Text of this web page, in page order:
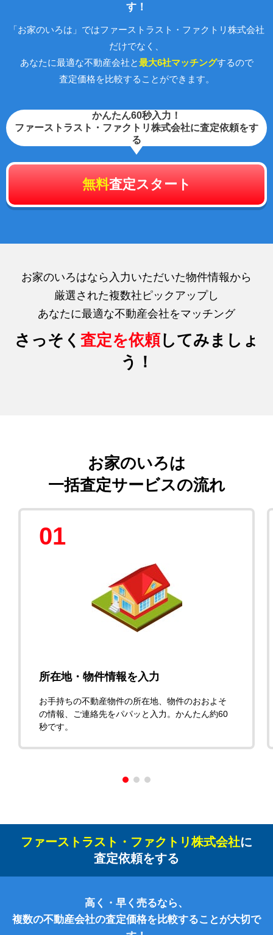
す！
「お家のいろは」ではファーストラスト・ファクトリ株式会社
だけでなく、
あなたに最適な不動産会社と最大6社マッチングするので
査定価格を比較することができます。
かんたん60秒入力！
ファーストラスト・ファクトリ株式会社に査定依頼をす
る
無料査定スタート
お家のいろはなら入力いただいた物件情報から
厳選された複数社ピックアップし
あなたに最適な不動産会社をマッチング
さっそく 査定を依頼してみましょ
う！
お家のいろは
一括査定サービスの流れ
01
所在地・物件情報を入力
お手持ちの不動産物件の所在地、物件のおおよそ
の情報、ご連絡先をパパッと入力。かんたん約60
秒です。
ファーストラスト・ファクトリ株式会社に
査定依頼をする
高く・早く売るなら、
複数の不動産会社の査定価格を比較することが大切で